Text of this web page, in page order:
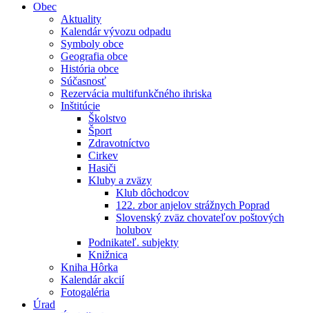
Obec
Aktuality
Kalendár vývozu odpadu
Symboly obce
Geografia obce
História obce
Súčasnosť
Rezervácia multifunkčného ihriska
Inštitúcie
Školstvo
Šport
Zdravotníctvo
Cirkev
Hasiči
Kluby a zväzy
Klub dôchodcov
122. zbor anjelov strážnych Poprad
Slovenský zväz chovateľov poštových
holubov
Podnikateľ. subjekty
Knižnica
Kniha Hôrka
Kalendár akcií
Fotogaléria
Úrad